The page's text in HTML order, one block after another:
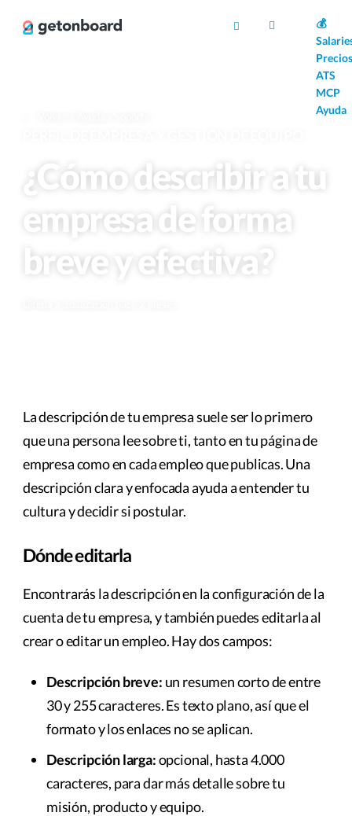
💰
Precios
ATS
MCP
Ayuda
¿Cómo describir a tu
empresa de forma
breve y efectiva?
La descripción de tu empresa suele ser lo primero
que una persona lee sobre ti, tanto en tu página de
empresa como en cada empleo que publicas. Una
descripción clara y enfocada ayuda a entender tu
cultura y decidir si postular.
Dónde editarla
Encontrarás la descripción en la configuración de la
cuenta de tu empresa, y también puedes editarla al
crear o editar un empleo. Hay dos campos:
Descripción breve: un resumen corto de entre
30 y 255 caracteres. Es texto plano, así que el
formato y los enlaces no se aplican.
Descripción larga:opcional, hasta 4.000
caracteres, para dar más detalle sobre tu
misión, producto y equipo.